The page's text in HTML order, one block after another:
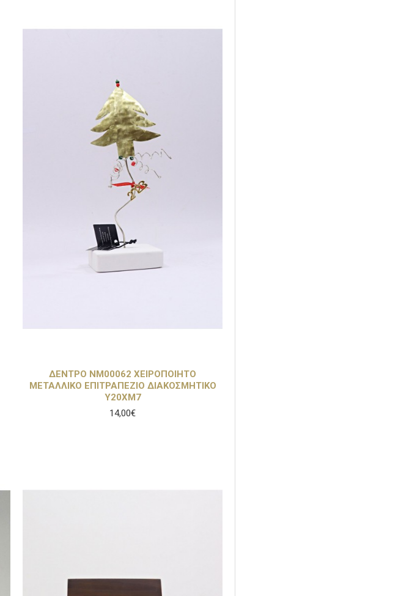
ΔΕΝΤΡΟ NM00062 ΧΕΙΡΟΠΟΙΗΤΟ
ΜΕΤΑΛΛΙΚΟ ΕΠΙΤΡΑΠΕΖΙΟ ΔΙΑΚΟΣΜΗΤΙΚΟ
Υ20ΧΜ7
14,00€